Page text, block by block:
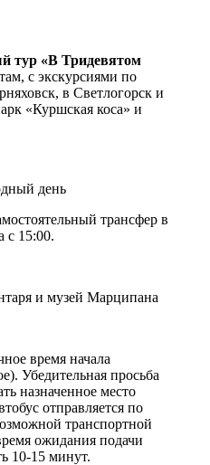
тур «В Тридевятом
с экскурсиями по
в Светлогорск и
«Куршская коса» и
день
трансфер в
с 15:00.
и музей Марципана
время начала
Убедительная просьба
назначенное место
отправляется по
транспортной
ожидания подачи
10-15 минут.